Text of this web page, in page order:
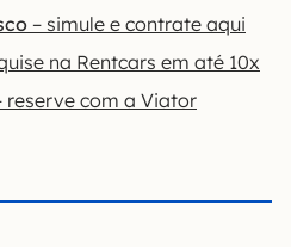
– simule e contrate aqui
na Rentcars em até 10x
reserve com a Viator